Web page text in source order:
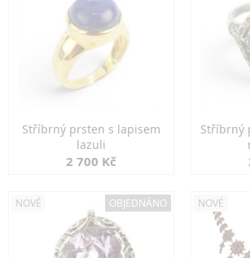
Stříbrný prsten s lapisem
lazuli
2 700 Kč
Stříbrný
NOVÉ OBJEDNÁNO NOVÉ